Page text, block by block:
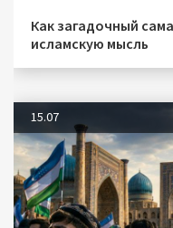
Как загадочный
исламскую мысль
15.07